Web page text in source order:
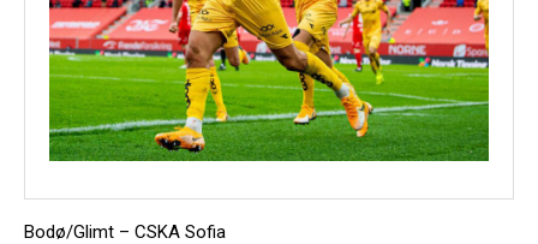
Bodø/Glimt – CSKA Sofia